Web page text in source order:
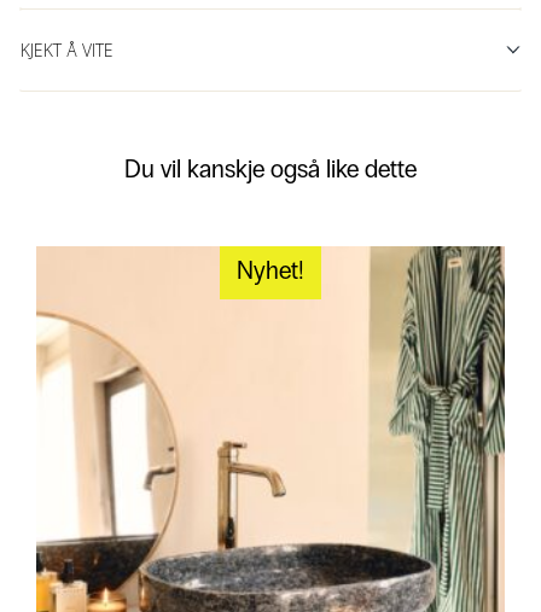
KJEKT Å VITE
Du vil kanskje også like dette
Nyhet!